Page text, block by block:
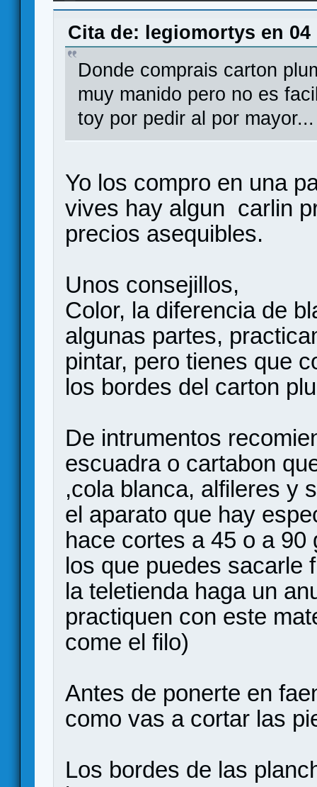
Monster - KS para la reimpresión confirmada:
Cita de: legiomortys en 04
Donde comprais carton
muy manido pero no es
toy por pedir al por mayor...
Yo los compro en una
vives hay algun carlin
precios asequibles.
Unos consejillos,
Color, la diferencia de
algunas partes,
pintar, pero tienes que
los bordes del carton
De intrumentos
escuadra o cartabon
,cola blanca, alfileres y
el aparato que hay
hace cortes a 45 o a
los que puedes sacarle
la teletienda haga un
practiquen con este
come el filo)
Antes de ponerte en
como vas a cortar las
Los bordes de las